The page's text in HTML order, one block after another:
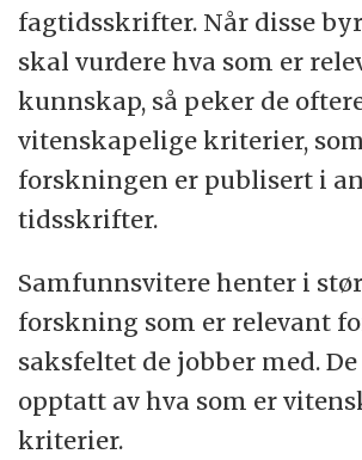
fagtidsskrifter. Når disse
skal vurdere hva som er
kunnskap, så peker de
vitenskapelige kriterier,
forskningen er publisert i
tidsskrifter.
Samfunnsvitere henter i
forskning som er relevant
saksfeltet de jobber med.
opptatt av hva som er
kriterier.